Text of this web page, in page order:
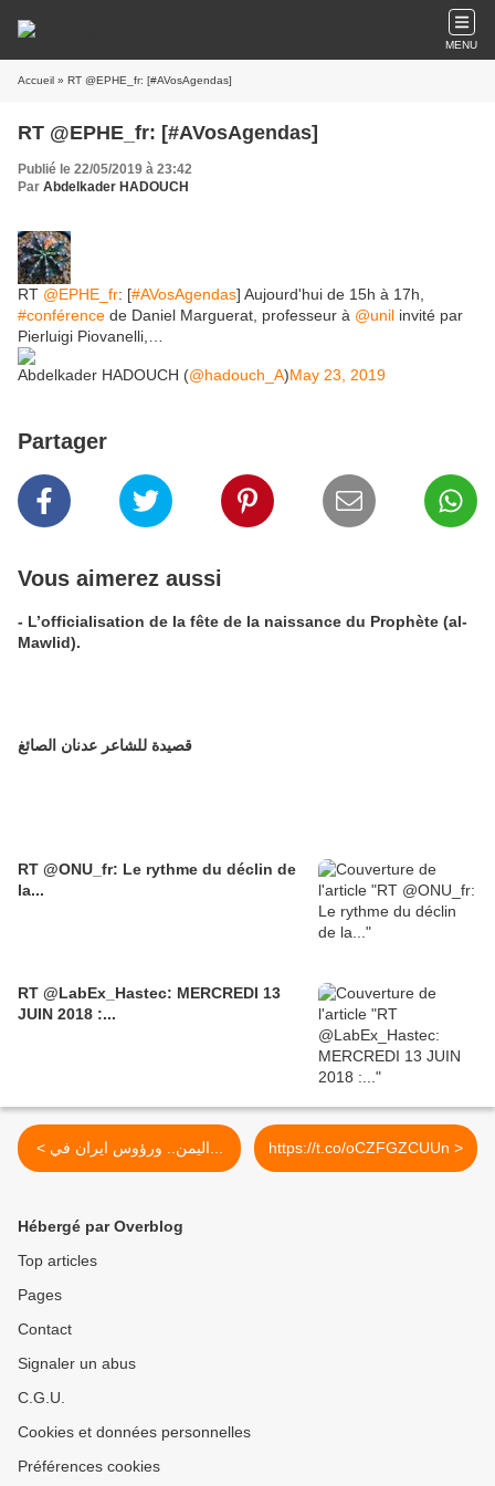
MENU
Accueil » RT @EPHE_fr: [#AVosAgendas]
RT @EPHE_fr: [#AVosAgendas]
Publié le 22/05/2019 à 23:42
Par Abdelkader HADOUCH
RT @EPHE_fr: [#AVosAgendas] Aujourd'hui de 15h à 17h,
#conférence de Daniel Marguerat, professeur à @unil invité par
Pierluigi Piovanelli,…
Abdelkader HADOUCH (@hadouch_A)May 23, 2019
Partager
Vous aimerez aussi
- L’officialisation de la fête de la naissance du Prophète (al-
Mawlid).
قصيدة للشاعر عدنان الصائغ
RT @ONU_fr: Le rythme du déclin de
la...
RT @LabEx_Hastec: MERCREDI 13
JUIN 2018 :...
https://t.co/oCZFGZCUUn >
Hébergé par Overblog
Top articles
Pages
Contact
Signaler un abus
C.G.U.
Cookies et données personnelles
Préférences cookies